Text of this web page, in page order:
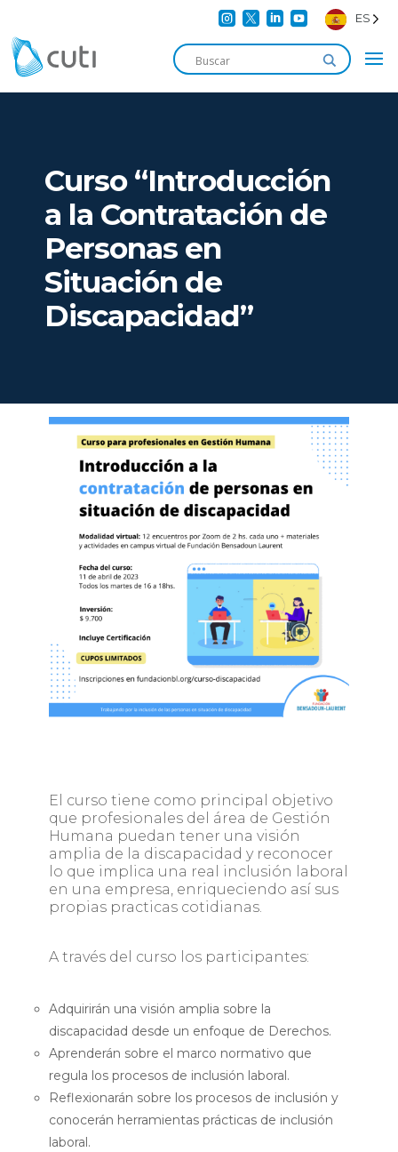
    ES
Curso “Introducción
a la Contratación de
Personas en
Situación de
Discapacidad”
El curso tiene como principal objetivo
que profesionales del área de Gestión
Humana puedan tener una visión
amplia de la discapacidad y reconocer
lo que implica una real inclusión laboral
en una empresa, enriqueciendo así sus
propias practicas cotidianas.
A través del curso los participantes:
Adquirirán una visión amplia sobre la
discapacidad desde un enfoque de Derechos.
Aprenderán sobre el marco normativo que
regula los procesos de inclusión laboral.
Reflexionarán sobre los procesos de inclusión y
conocerán herramientas prácticas de inclusión
laboral.